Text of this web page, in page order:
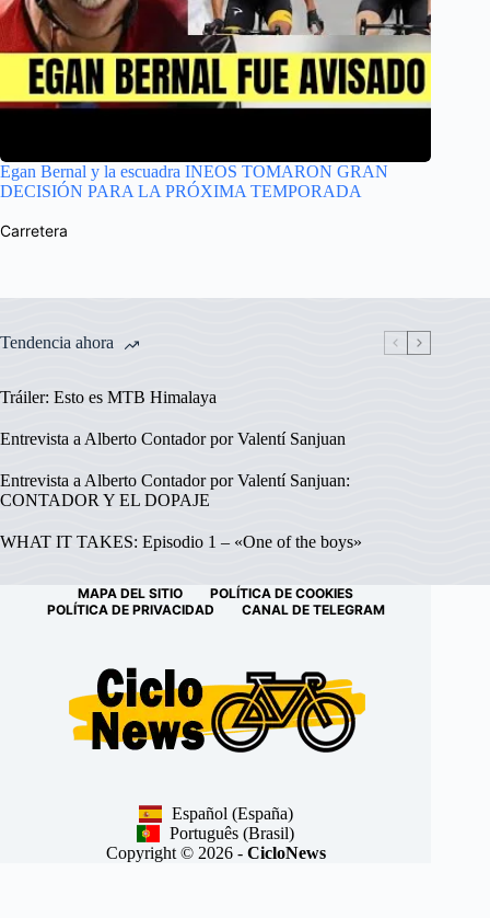
Egan Bernal y la escuadra INEOS TOMARON GRAN
DECISIÓN PARA LA PRÓXIMA TEMPORADA
Carretera
Tendencia ahora
Tráiler: Esto es MTB Himalaya
Entrevista a Alberto Contador por Valentí Sanjuan
Entrevista a Alberto Contador por Valentí Sanjuan:
CONTADOR Y EL DOPAJE
WHAT IT TAKES: Episodio 1 – «One of the boys»
MAPA DEL SITIO
POLÍTICA DE COOKIES
POLÍTICA DE PRIVACIDAD
CANAL DE TELEGRAM
Español (España)
Português (Brasil)
Copyright © 2026 - CicloNews